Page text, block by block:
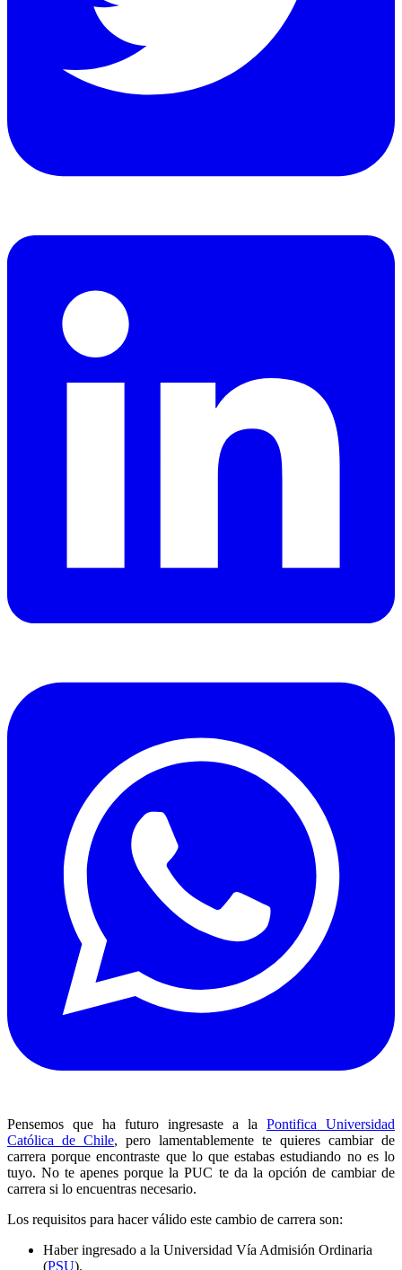
Pensemos que ha futuro ingresaste a la Pontifica Universidad
Católica de Chile, pero lamentablemente te quieres cambiar de
carrera porque encontraste que lo que estabas estudiando no es lo
tuyo. No te apenes porque la PUC te da la opción de cambiar de
carrera si lo encuentras necesario.
Los requisitos para hacer válido este cambio de carrera son:
Haber ingresado a la Universidad Vía Admisión Ordinaria
(PSU).